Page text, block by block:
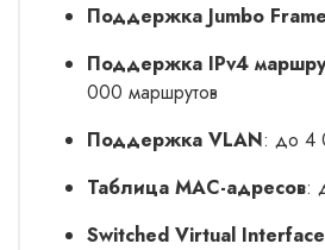
Поддержка Jumbo
Поддержка IPv4
000 маршрутов
Поддержка VLAN: до 4
Таблица MAC-адресов:
Switched Virtual